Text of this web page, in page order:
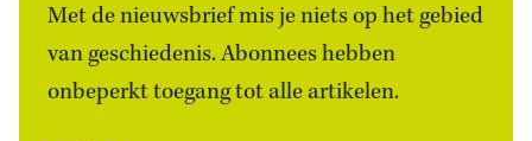
Met de nieuwsbrief mis je niets op het gebied
van geschiedenis. Abonnees hebben
onbeperkt toegang tot alle artikelen.